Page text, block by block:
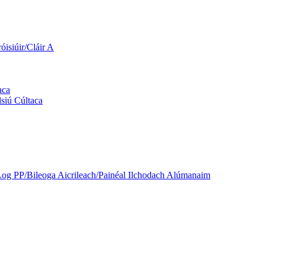
Cláir A
Cúltaca
PP/Bileoga Aicrileach/Painéal Ilchodach Alúmanaim